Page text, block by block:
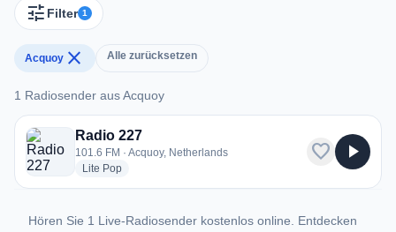
tune Filter 1
Acquoy close Alle zurücksetzen
1 Radiosender aus Acquoy
1 Radiosender aus Acquoy
Radio 227
101.6 FM · Acquoy, Netherlands
Lite Popradio stations
favorite play_arrow
Hören Sie 1 Live-Radiosender kostenlos online. Entdecken